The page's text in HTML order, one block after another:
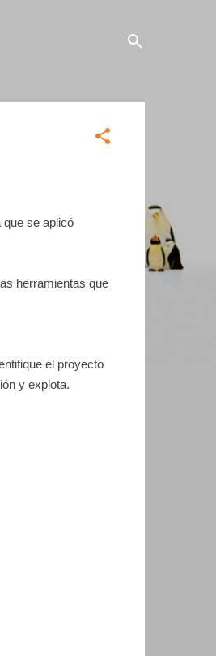
que se aplicó
herramientas que
el proyecto
y explota.